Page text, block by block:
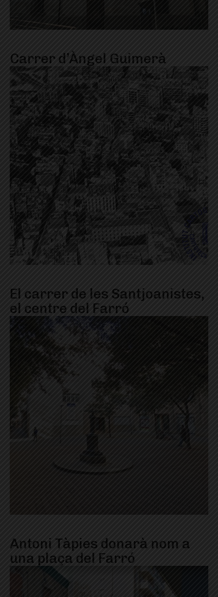
Carrer d’Àngel Guimerà
El carrer de les Santjoanistes,
el centre del Farró
Antoni Tàpies donarà nom a
una plaça del Farró